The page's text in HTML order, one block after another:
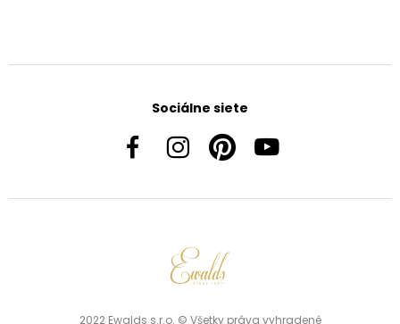
Sociálne siete
2022 Ewalds s.r.o. © Všetky práva vyhradené